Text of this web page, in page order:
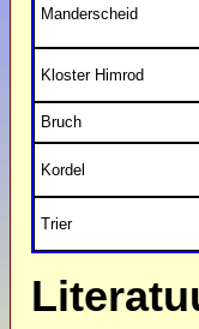
Manderscheid
Kloster Himrod
Bruch
Kordel
Trier